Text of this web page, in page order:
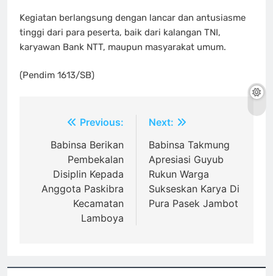
Kegiatan berlangsung dengan lancar dan antusiasme
tinggi dari para peserta, baik dari kalangan TNI,
karyawan Bank NTT, maupun masyarakat umum.
(Pendim 1613/SB)
Navigasi
pos
Previous:
Babinsa Berikan
Pembekalan
Disiplin Kepada
Anggota Paskibra
Kecamatan
Lamboya
Next:
Babinsa Takmung
Apresiasi Guyub
Rukun Warga
Sukseskan Karya Di
Pura Pasek Jambot